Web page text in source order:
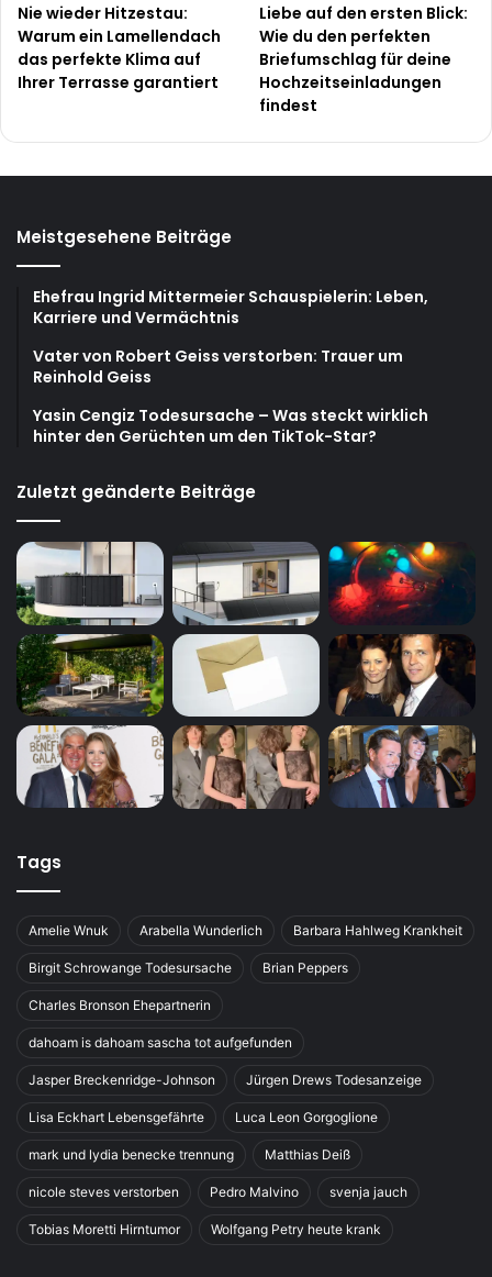
Nie wieder Hitzestau:
Warum ein Lamellendach
das perfekte Klima auf
Ihrer Terrasse garantiert
Liebe auf den ersten Blick:
Wie du den perfekten
Briefumschlag für deine
Hochzeitseinladungen
findest
Meistgesehene Beiträge
Ehefrau Ingrid Mittermeier Schauspielerin: Leben,
Karriere und Vermächtnis
Vater von Robert Geiss verstorben: Trauer um
Reinhold Geiss
Yasin Cengiz Todesursache – Was steckt wirklich
hinter den Gerüchten um den TikTok-Star?
Zuletzt geänderte Beiträge
Tags
Amelie Wnuk Arabella Wunderlich Barbara Hahlweg Krankheit
Birgit Schrowange Todesursache Brian Peppers
Charles Bronson Ehepartnerin
dahoam is dahoam sascha tot aufgefunden
Jasper Breckenridge-Johnson Jürgen Drews Todesanzeige
Lisa Eckhart Lebensgefährte Luca Leon Gorgoglione
mark und lydia benecke trennung Matthias Deiß
nicole steves verstorben Pedro Malvino svenja jauch
Tobias Moretti Hirntumor Wolfgang Petry heute krank